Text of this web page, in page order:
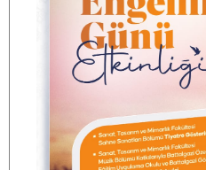
KURUMSAL
KALİTE
TOPLUMSAL KATKI